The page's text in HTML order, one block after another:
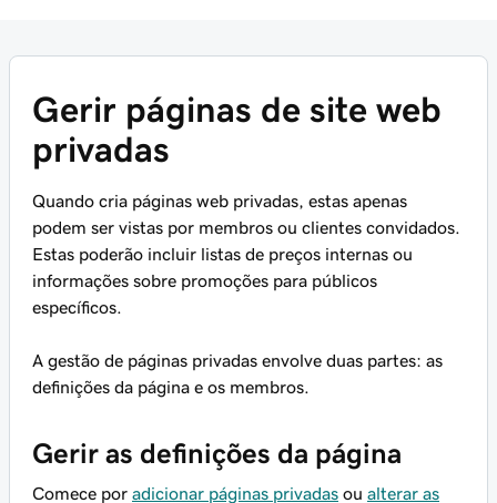
Gerir páginas de site web
privadas
Quando cria páginas web privadas, estas apenas
podem ser vistas por membros ou clientes convidados.
Estas poderão incluir listas de preços internas ou
informações sobre promoções para públicos
específicos.
A gestão de páginas privadas envolve duas partes: as
definições da página e os membros.
Gerir as definições da página
Comece por adicionar páginas privadas ou alterar as